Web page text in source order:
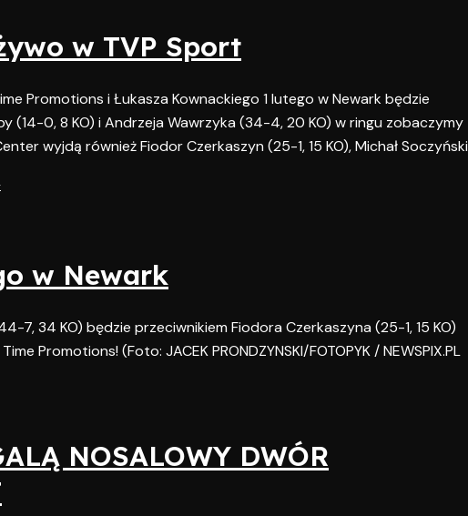
w TVP Sport
Promotions i Łukasza Kownackiego 1 lutego w Newark będzie
(14-0, 8 KO) i Andrzeja Wawrzyka (34-4, 20 KO) w ringu zobaczymy
wyjdą również Fiodor Czerkaszyn (25-1, 15 KO), Michał Soczyński
w Newark
34 KO) będzie przeciwnikiem Fiodora Czerkaszyna (25-1, 15 KO)
Promotions! (Foto: JACEK PRONDZYNSKI/FOTOPYK / NEWSPIX.PL
NOSALOWY DWÓR